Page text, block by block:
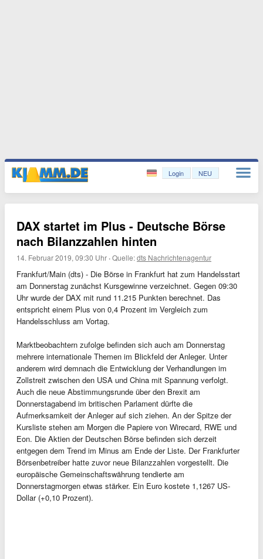
Login NEU
DAX startet im Plus - Deutsche Börse
nach Bilanzzahlen hinten
14. Februar 2019, 09:30 Uhr ·Quelle:dts Nachrichtenagentur
Frankfurt/Main (dts) - Die Börse in Frankfurt hat zum Handelsstart
am Donnerstag zunächst Kursgewinne verzeichnet. Gegen 09:30
Uhr wurde der DAX mit rund 11.215 Punkten berechnet. Das
entspricht einem Plus von 0,4 Prozent im Vergleich zum
Handelsschluss am Vortag.
Marktbeobachtern zufolge befinden sich auch am Donnerstag
mehrere internationale Themen im Blickfeld der Anleger. Unter
anderem wird demnach die Entwicklung der Verhandlungen im
Zollstreit zwischen den USA und China mit Spannung verfolgt.
Auch die neue Abstimmungsrunde über den Brexit am
Donnerstagabend im britischen Parlament dürfte die
Aufmerksamkeit der Anleger auf sich ziehen. An der Spitze der
Kursliste stehen am Morgen die Papiere von Wirecard, RWE und
Eon. Die Aktien der Deutschen Börse befinden sich derzeit
entgegen dem Trend im Minus am Ende der Liste. Der Frankfurter
Börsenbetreiber hatte zuvor neue Bilanzzahlen vorgestellt. Die
europäische Gemeinschaftswährung tendierte am
Donnerstagmorgen etwas stärker. Ein Euro kostete 1,1267 US-
Dollar (+0,10 Prozent).